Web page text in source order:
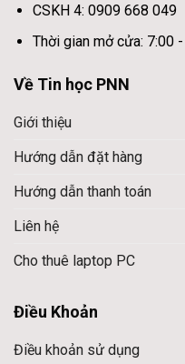
CSKH 4: 0909 668 049
Thời gian mở cửa: 7:00
Về Tin học PNN
Giới thiệu
Hướng dẫn đặt hàng
Hướng dẫn thanh toán
Liên hệ
Cho thuê laptop PC
Điều Khoản
Điều khoản sử dụng